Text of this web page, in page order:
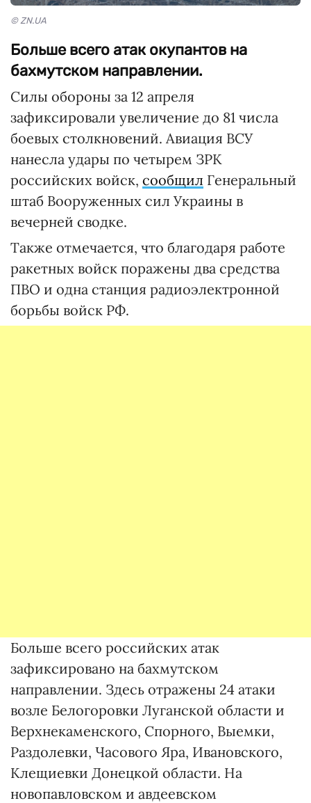
© ZN.UA
Больше всего атак окупантов на
бахмутском направлении.
Силы обороны за 12 апреля
зафиксировали увеличение до 81 числа
боевых столкновений. Авиация ВСУ
нанесла удары по четырем ЗРК
российских войск, сообщил Генеральный
штаб Вооруженных сил Украины в
вечерней сводке.
Также отмечается, что благодаря работе
ракетных войск поражены два средства
ПВО и одна станция радиоэлектронной
борьбы войск РФ.
Больше всего российских атак
зафиксировано на бахмутском
направлении. Здесь отражены 24 атаки
возле Белогоровки Луганской области и
Верхнекаменского, Спорного, Выемки,
Раздолевки, Часового Яра, Ивановского,
Клещиевки Донецкой области. На
новопавловском и авдеевском